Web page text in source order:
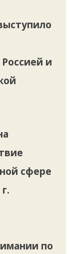
и
сфере
по